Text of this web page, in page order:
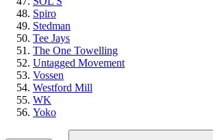
Spiro
Stedman
Tee Jays
The One Towelling
Untagged Movement
Vossen
Westford Mill
WK
Yoko